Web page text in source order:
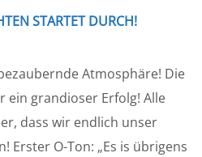
STARTET DURCH!
Atmosphäre! Die
ein grandioser Erfolg! Alle
dass wir endlich unser
Erster O-Ton: „Es is übrigens